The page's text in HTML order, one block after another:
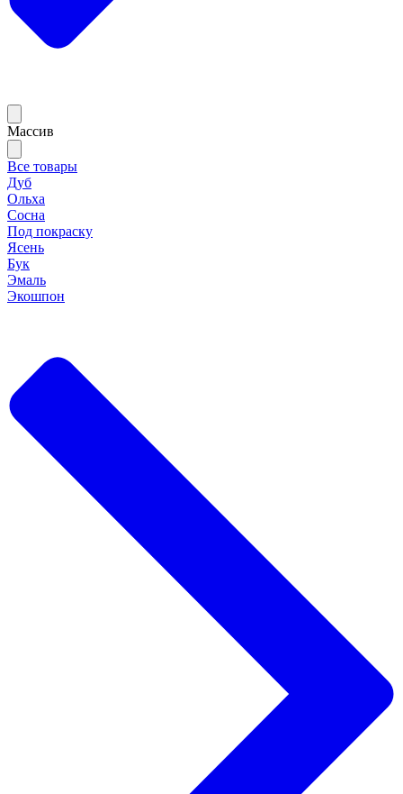
Массив
Все товары
Дуб
Ольха
Сосна
Под покраску
Ясень
Бук
Эмаль
Экошпон